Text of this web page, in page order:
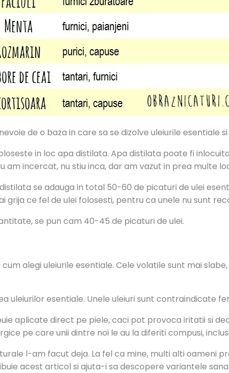
de o baza in care sa se dizolve uleiurile esentiale
in loc apa distilata. Apa distilata poate fi
incercat, nu stiu inca, dar am vazut in prea multe
se adauga in total 50-60 de picaturi de ulei
grija ce fel de ulei folosesti, pentru ca unele nu sunt
se pun cam 40-45 de picaturi de ulei.
alegi uleiurile esentiale. Cele volatile sunt mai
uleiurilor esentiale. Unele uleiuri sunt contraindicate
aplicate direct pe piele, caci pot provoca iritatii si
pe care unii dintre noi le au la diferiti compusi,
l-am facut deja. La fel ca mine, multi alti oameni
acest articol si ajuta-i sa descopere variantele